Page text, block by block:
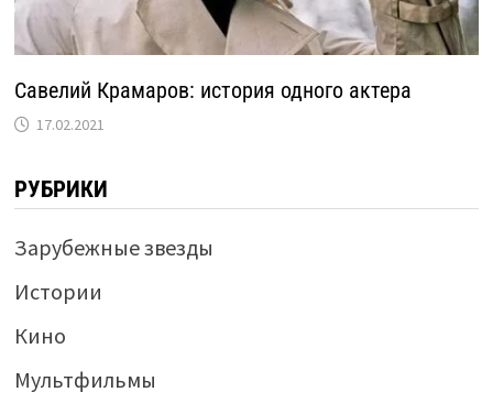
Савелий Крамаров: история одного актера
17.02.2021
РУБРИКИ
Зарубежные звезды
Истории
Кино
Мультфильмы